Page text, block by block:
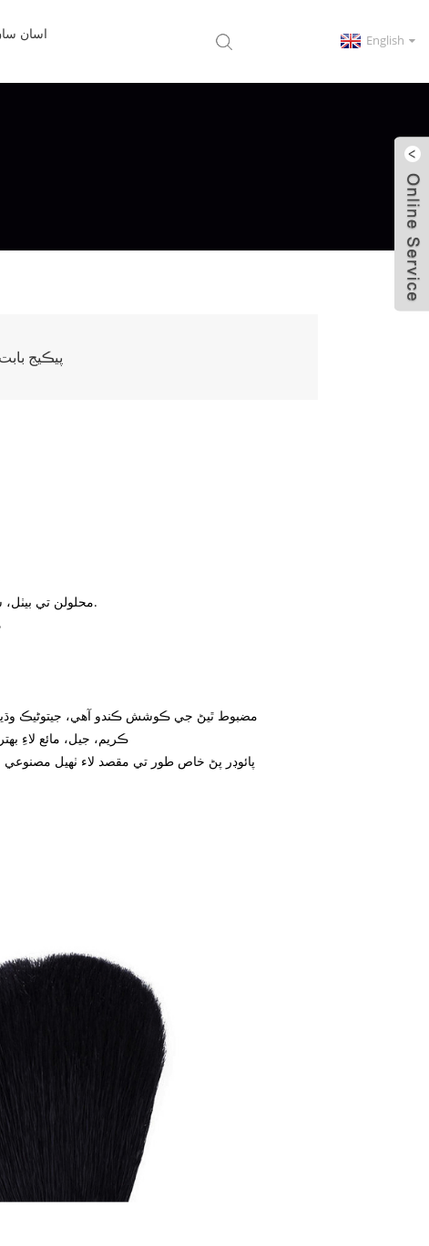
English اسان
پيڪيج بابت
2. محلولن تي بيٺل، شڪل کي چڱي طرح رکي ٿو.
7. مضبوط ٿيڻ جي ڪوشش ڪندو آهي، جيتوڻيڪ
8. ڪريم، جيل، مائع لاءِ
9. پائوڊر پڻ خاص طور تي مقصد لاء ٺهيل